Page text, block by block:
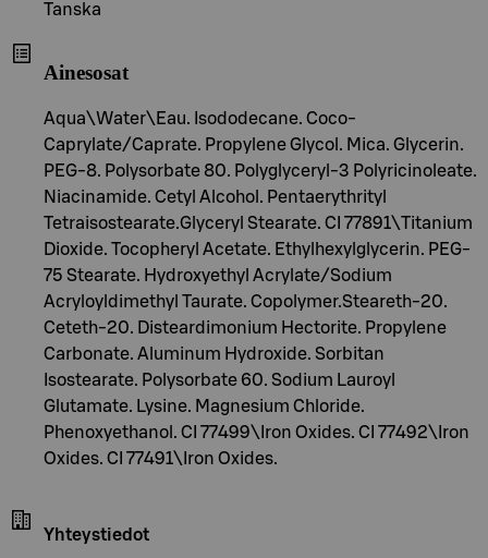
Tanska
Ainesosat
Aqua\Water\Eau. Isododecane. Coco-
Caprylate/Caprate. Propylene Glycol. Mica. Glycerin.
PEG-8. Polysorbate 80. Polyglyceryl-3 Polyricinoleate.
Niacinamide. Cetyl Alcohol. Pentaerythrityl
Tetraisostearate.Glyceryl Stearate. CI 77891\Titanium
Dioxide. Tocopheryl Acetate. Ethylhexylglycerin. PEG-
75 Stearate. Hydroxyethyl Acrylate/Sodium
Acryloyldimethyl Taurate. Copolymer.Steareth-20.
Ceteth-20. Disteardimonium Hectorite. Propylene
Carbonate. Aluminum Hydroxide. Sorbitan
Isostearate. Polysorbate 60. Sodium Lauroyl
Glutamate. Lysine. Magnesium Chloride.
Phenoxyethanol. CI 77499\Iron Oxides. CI 77492\Iron
Oxides. CI 77491\Iron Oxides.
Yhteystiedot